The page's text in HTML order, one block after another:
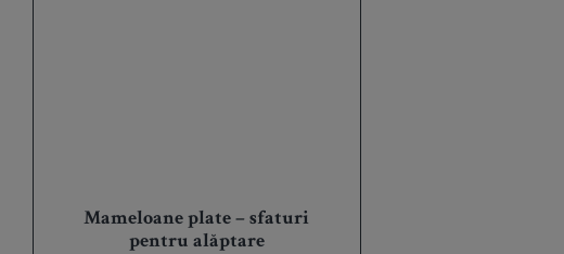
Mameloane plate – sfaturi
pentru alăptare